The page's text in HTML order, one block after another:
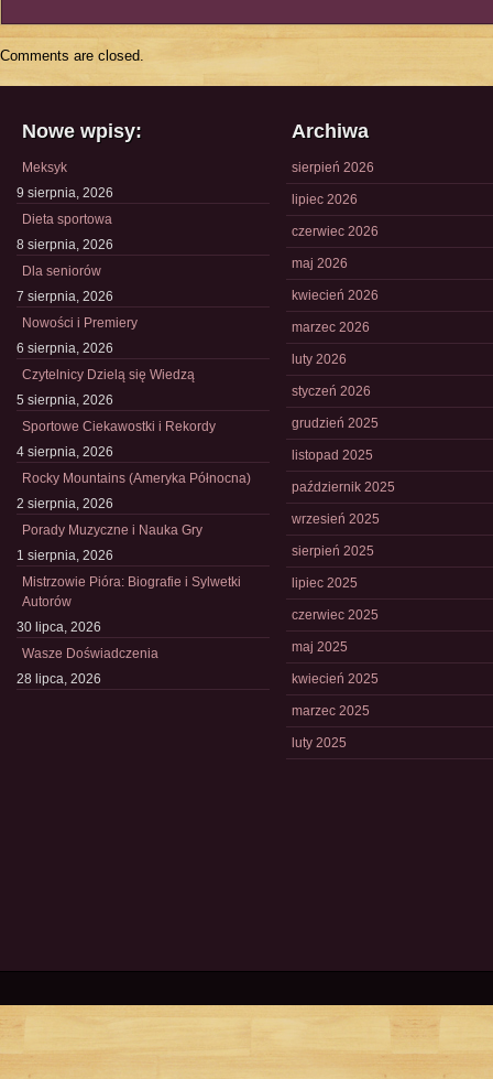
Comments are closed.
Nowe wpisy:
Meksyk
9 sierpnia, 2026
Dieta sportowa
8 sierpnia, 2026
Dla seniorów
7 sierpnia, 2026
Nowości i Premiery
6 sierpnia, 2026
Czytelnicy Dzielą się Wiedzą
5 sierpnia, 2026
Sportowe Ciekawostki i Rekordy
4 sierpnia, 2026
Rocky Mountains (Ameryka Północna)
2 sierpnia, 2026
Porady Muzyczne i Nauka Gry
1 sierpnia, 2026
Mistrzowie Pióra: Biografie i Sylwetki
Autorów
30 lipca, 2026
Wasze Doświadczenia
28 lipca, 2026
Archiwa
sierpień 2026
lipiec 2026
czerwiec 2026
maj 2026
kwiecień 2026
marzec 2026
luty 2026
styczeń 2026
grudzień 2025
listopad 2025
październik 2025
wrzesień 2025
sierpień 2025
lipiec 2025
czerwiec 2025
maj 2025
kwiecień 2025
marzec 2025
luty 2025